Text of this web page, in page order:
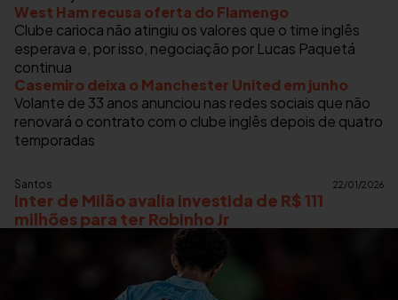
West Ham recusa oferta do Flamengo
Clube carioca não atingiu os valores que o time inglês
esperava e, por isso, negociação por Lucas Paquetá
continua
Casemiro deixa o Manchester United em junho
Volante de 33 anos anunciou nas redes sociais que não
renovará o contrato com o clube inglês depois de quatro
temporadas
Santos 22/01/2026
Inter de Milão avalia investida de R$ 111
milhões para ter Robinho Jr